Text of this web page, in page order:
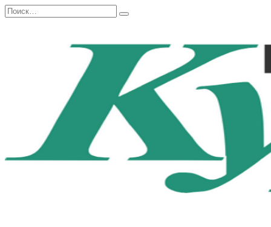
Перейти
к
Search
for: